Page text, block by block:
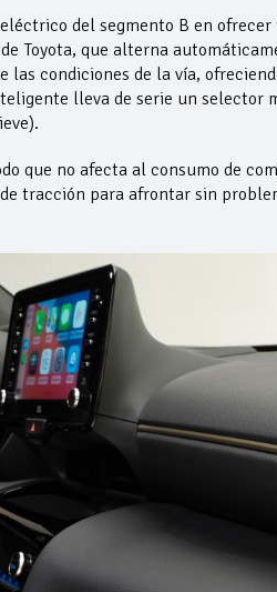
del segmento B en
Toyota, que alterna
condiciones de la vía,
lleva de serie un selector
que no afecta al consumo de
tracción para afrontar sin